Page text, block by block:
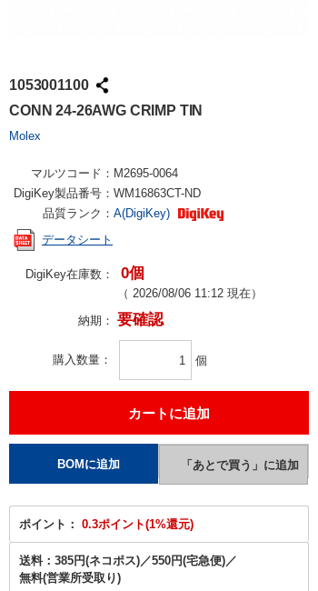
1053001100
CONN 24-26AWG CRIMP TIN
Molex
マルツコード： M2695-0064
DigiKey製品番号： WM16863CT-ND
品質ランク： A(DigiKey)
データシート
DigiKey在庫数： 0個
（ 2026/08/06 11:12 現在）
納期： 要確認
購入数量 個
ポイント： 0.3ポイント(1%還元)
送料： 385円(ネコポス)／550円(宅急便)／
無料(営業所受取り)